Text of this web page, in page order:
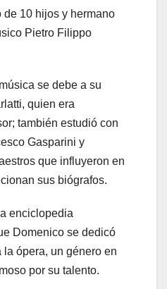
de 10 hijos y hermano
Pietro Filippo
se debe a su
quien era
también estudió con
Gasparini y
que influyeron en
sus biógrafos.
enciclopedia
Domenico se dedicó
ópera, un género en
por su talento.